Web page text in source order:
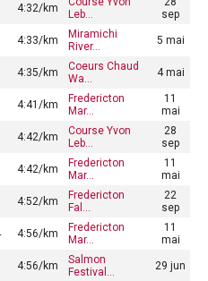
4:32/km
Leb…
sep
4:33/km
Miramichi
River…
5 mai
4:35/km
Coeurs Chaud
Wa…
4 mai
4:41/km
Fredericton
Mar…
11
mai
4:42/km
Course Yvon
Leb…
28
sep
4:42/km
Fredericton
Mar…
11
mai
4:52/km
Fredericton
Fal…
22
sep
4:56/km
Fredericton
Mar…
11
mai
4:56/km
Salmon
Festival…
29 jun